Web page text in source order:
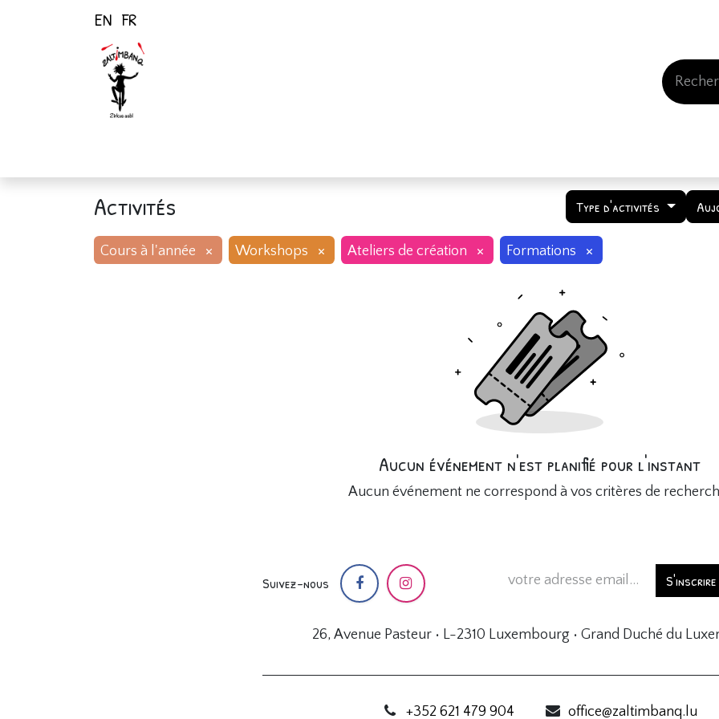
EN FR
Activités Type d'activités
Cours à l'année × Workshops × Ateliers de création × Formations ×
Aucun événement n'est planifié pour l'instant
Aucun événement ne correspond à vos critères de
Suivez-nous
26, Avenue Pasteur • L-2310 Luxembourg • Grand Duché du
+352 621 479 904 office@zaltimbanq.lu